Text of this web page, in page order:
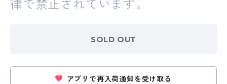
律で禁止されています。
SOLD OUT
アプリで再入荷通知を受け取る